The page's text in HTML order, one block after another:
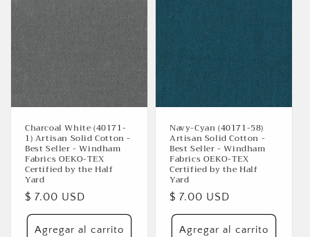
i
ó
n
:
Charcoal White (40171-
1) Artisan Solid Cotton -
Best Seller - Windham
Fabrics OEKO-TEX
Certified by the Half
Yard
Precio
habitual
$ 7.00 USD
Agregar al carrito
Navy-Cyan (40171-58)
Artisan Solid Cotton -
Best Seller - Windham
Fabrics OEKO-TEX
Certified by the Half
Yard
Precio
habitual
$ 7.00 USD
Agregar al carrito